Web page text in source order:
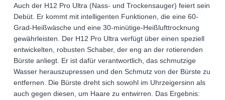
Auch der H12 Pro Ultra (Nass- und Trockensauger) feiert sein
Debüt. Er kommt mit intelligenten Funktionen, die eine 60-
Grad-Heißwäsche und eine 30-minütige-Heißlufttrocknung
gewährleisten. Der H12 Pro Ultra verfügt über einen speziell
entwickelten, robusten Schaber, der eng an der rotierenden
Bürste anliegt. Er ist dafür verantwortlich, das schmutzige
Wasser herauszupressen und den Schmutz von der Bürste zu
entfernen. Die Bürste dreht sich sowohl im Uhrzeigersinn als
auch gegen diesen, um Haare zu entwirren. Das Ergebnis: